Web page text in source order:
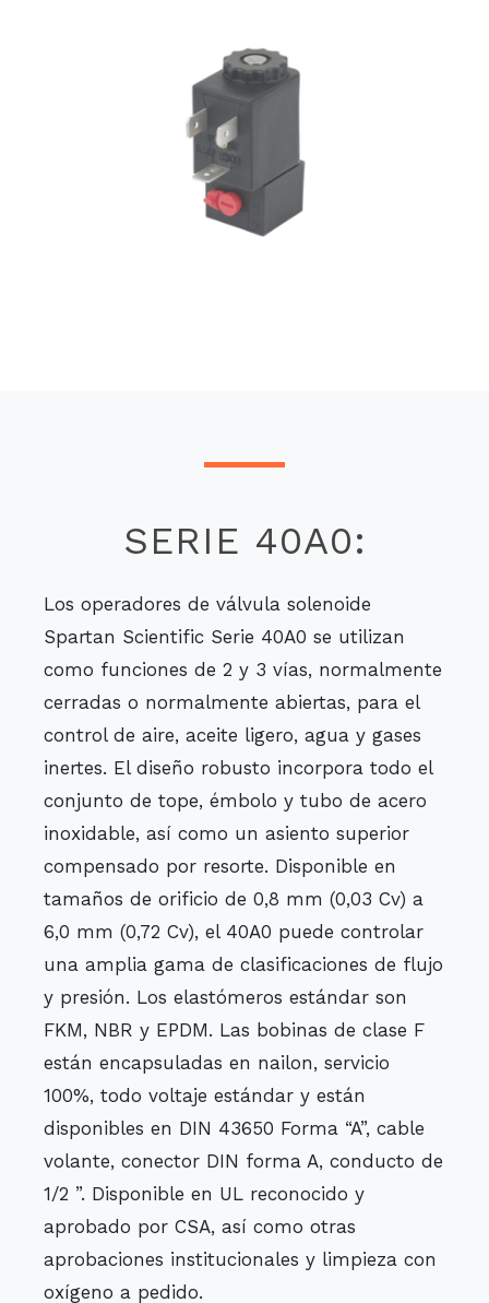
SERIE 40A0:
Los operadores de válvula solenoide
Spartan Scientific Serie 40A0 se utilizan
como funciones de 2 y 3 vías, normalmente
cerradas o normalmente abiertas, para el
control de aire, aceite ligero, agua y gases
inertes. El diseño robusto incorpora todo el
conjunto de tope, émbolo y tubo de acero
inoxidable, así como un asiento superior
compensado por resorte. Disponible en
tamaños de orificio de 0,8 mm (0,03 Cv) a
6,0 mm (0,72 Cv), el 40A0 puede controlar
una amplia gama de clasificaciones de flujo
y presión. Los elastómeros estándar son
FKM, NBR y EPDM. Las bobinas de clase F
están encapsuladas en nailon, servicio
100%, todo voltaje estándar y están
disponibles en DIN 43650 Forma “A”, cable
volante, conector DIN forma A, conducto de
1/2 ”. Disponible en UL reconocido y
aprobado por CSA, así como otras
aprobaciones institucionales y limpieza con
oxígeno a pedido.